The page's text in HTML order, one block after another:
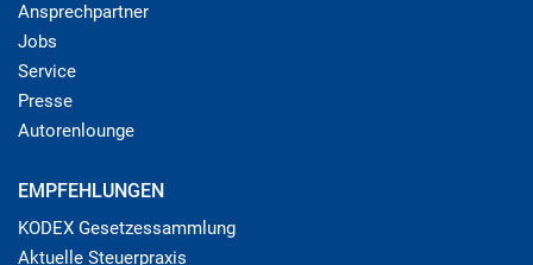
Ansprechpartner
Jobs
Service
Presse
Autorenlounge
EMPFEHLUNGEN
KODEX Gesetzessammlung
Aktuelle Steuerpraxis